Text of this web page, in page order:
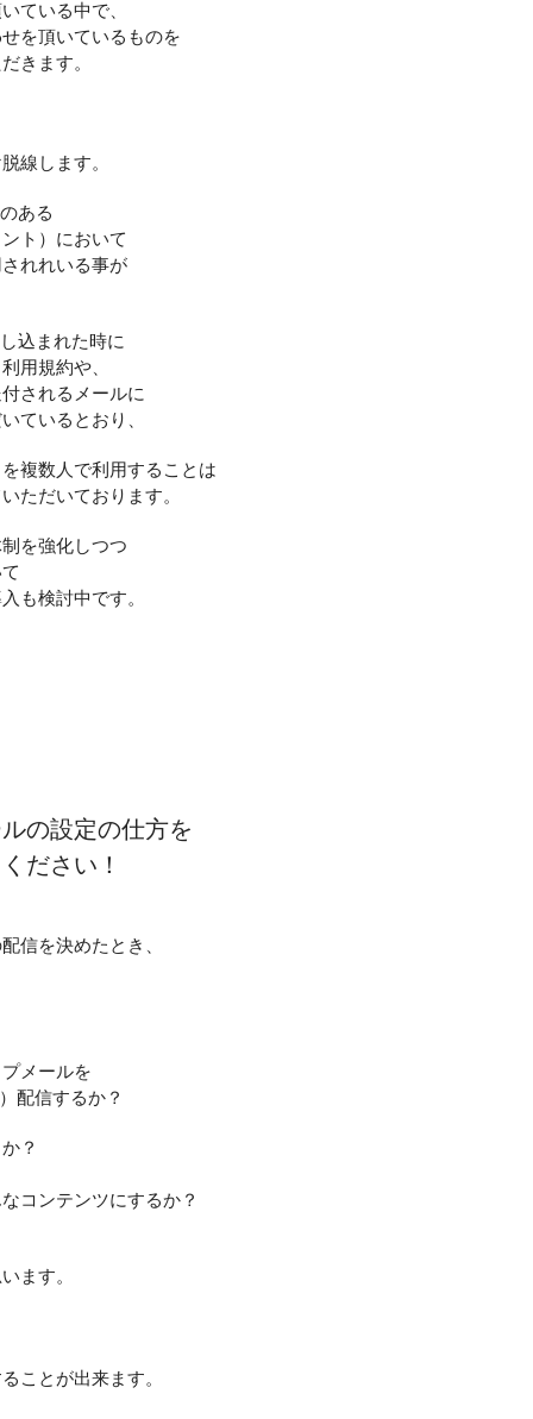
ている中で、
を頂いているものを
きます。
線します。
ある
ト）において
れれいる事が
込まれた時に
用規約や、
されるメールに
ているとおり、
複数人で利用することは
ただいております。
を強化しつつ
も検討中です。
の設定の仕方を
ださい！
信を決めたとき、
メールを
信するか？
？
コンテンツにするか？
ます。
ことが出来ます。